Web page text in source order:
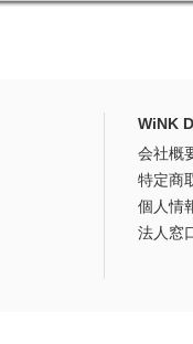
WiNK
会社概
特定商
個人情
法人窓